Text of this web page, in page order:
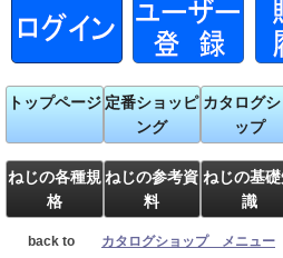
トップページ 定番ショッピ
ング
カタログシ
ップ
ねじの各種規
格
ねじの参考資
料
ねじの基
識
back to カタログショップ メニュー